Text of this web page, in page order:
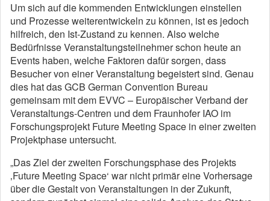
Um sich auf die kommenden Entwicklungen einstellen
und Prozesse weiterentwickeln zu können, ist es jedoch
hilfreich, den Ist-Zustand zu kennen. Also welche
Bedürfnisse Veranstaltungsteilnehmer schon heute an
Events haben, welche Faktoren dafür sorgen, dass
Besucher von einer Veranstaltung begeistert sind. Genau
dies hat das GCB German Convention Bureau
gemeinsam mit dem EVVC – Europäischer Verband der
Veranstaltungs-Centren und dem Fraunhofer IAO im
Forschungsprojekt Future Meeting Space in einer zweiten
Projektphase untersucht.
„Das Ziel der zweiten Forschungsphase des Projekts
‚Future Meeting Space‘ war nicht primär eine Vorhersage
über die Gestalt von Veranstaltungen in der Zukunft,